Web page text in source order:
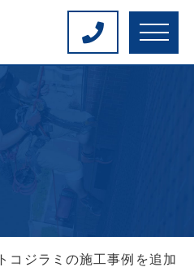
M
E
トコジラミの施工事例を追加